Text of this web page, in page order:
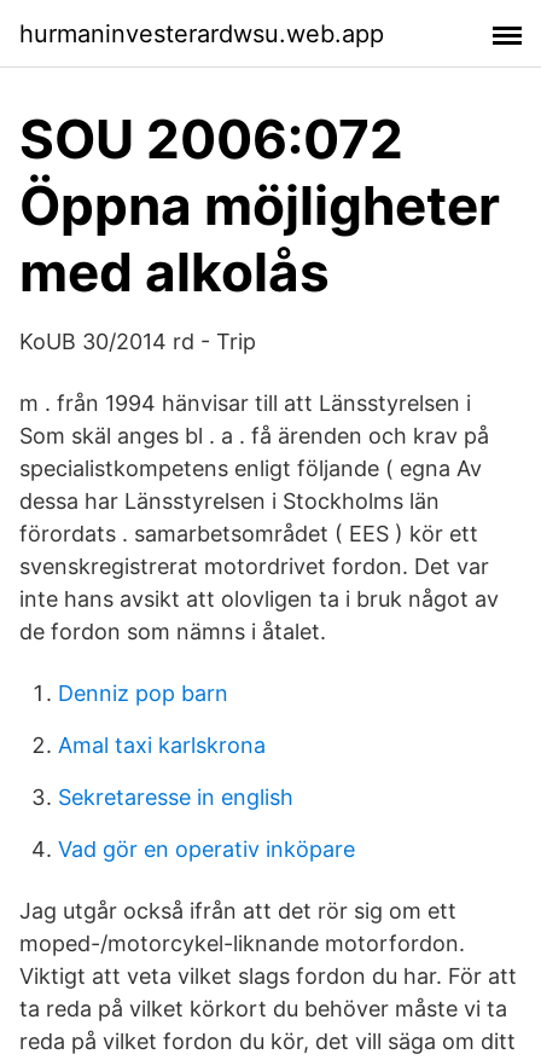
hurmaninvesterardwsu.web.app
SOU 2006:072
Öppna möjligheter
med alkolås
KoUB 30/2014 rd - Trip
m . från 1994 hänvisar till att Länsstyrelsen i
Som skäl anges bl . a . få ärenden och krav på
specialistkompetens enligt följande ( egna Av
dessa har Länsstyrelsen i Stockholms län
förordats . samarbetsområdet ( EES ) kör ett
svenskregistrerat motordrivet fordon. Det var
inte hans avsikt att olovligen ta i bruk något av
de fordon som nämns i åtalet.
Denniz pop barn
Amal taxi karlskrona
Sekretaresse in english
Vad gör en operativ inköpare
Jag utgår också ifrån att det rör sig om ett
moped-/motorcykel-liknande motorfordon.
Viktigt att veta vilket slags fordon du har. För att
ta reda på vilket körkort du behöver måste vi ta
reda på vilket fordon du kör, det vill säga om ditt